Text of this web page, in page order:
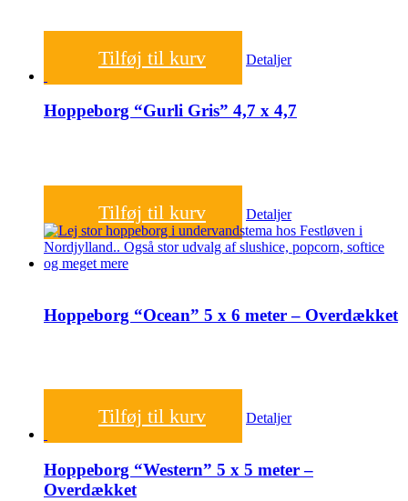
Tilføj til kurv Detaljer
Hoppeborg “Gurli Gris” 4,7 x 4,7
Tilføj til kurv Detaljer
Hoppeborg “Ocean” 5 x 6 meter – Overdækket
Tilføj til kurv Detaljer
Hoppeborg “Western” 5 x 5 meter –
Overdækket